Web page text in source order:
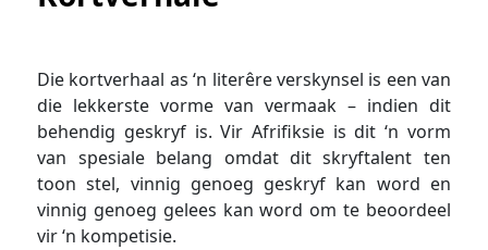
Die kortverhaal as ‘n literêre verskynsel is een van
die lekkerste vorme van vermaak – indien dit
behendig geskryf is. Vir Afrifiksie is dit ‘n vorm
van spesiale belang omdat dit skryftalent ten
toon stel, vinnig genoeg geskryf kan word en
vinnig genoeg gelees kan word om te beoordeel
vir ‘n kompetisie.